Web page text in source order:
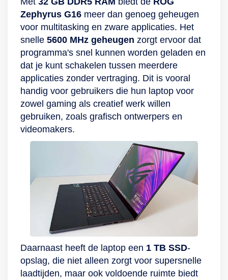
Zephyrus G16 meer dan genoeg geheugen
voor multitasking en zware applicaties. Het
snelle 5600 MHz geheugen zorgt ervoor dat
programma's snel kunnen worden geladen en
dat je kunt schakelen tussen meerdere
applicaties zonder vertraging. Dit is vooral
handig voor gebruikers die hun laptop voor
zowel gaming als creatief werk willen
gebruiken, zoals grafisch ontwerpers en
videomakers.
Daarnaast heeft de laptop een 1 TB SSD-
opslag, die niet alleen zorgt voor supersnelle
laadtijden, maar ook voldoende ruimte biedt